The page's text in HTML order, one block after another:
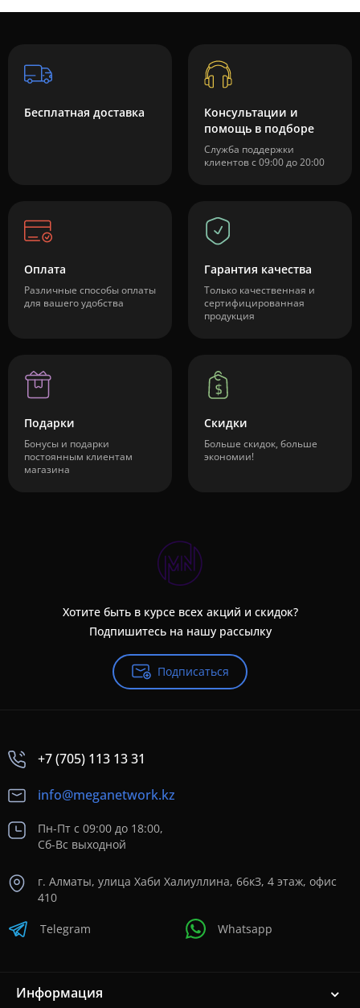
Бесплатная доставка
Консультации и
помощь в подборе
Служба поддержки
клиентов с 09:00 до 20:00
Оплата
Различные способы оплаты
для вашего удобства
Гарантия качества
Только качественная и
сертифицированная
продукция
Подарки
Бонусы и подарки
постоянным клиентам
магазина
Скидки
Больше скидок, больше
экономии!
Хотите быть в курсе всех акций и скидок?
Подпишитесь на нашу рассылку
Подписаться
+7 (705) 113 13 31
info@meganetwork.kz
Пн-Пт с 09:00 до 18:00,
Сб-Вс выходной
г. Алматы, улица Хаби Халиуллина, 66кЗ, 4 этаж, офис
410
Telegram Whatsapp
Информация